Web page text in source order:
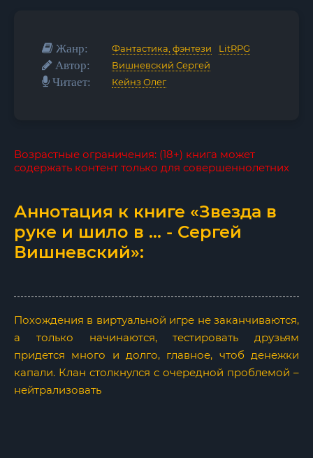
Жанр: Фантастика, фэнтези LitRPG
Автор: Вишневский Сергей
Читает: Кейнз Олег
Возрастные ограничения: (18+) книга может
содержать контент только для совершеннолетних
Аннотация к книге «Звезда в
руке и шило в ... - Сергей
Вишневский»:
Похождения в виртуальной игре не заканчиваются,
а только начинаются, тестировать друзьям
придется много и долго, главное, чтоб денежки
капали. Клан столкнулся с очередной проблемой –
нейтрализовать